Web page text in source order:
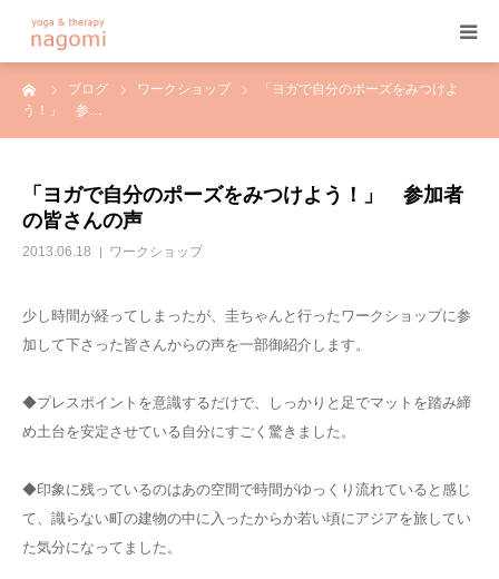
ブログ ワークショップ
「ヨガで自分のポーズをみつけよ
う！」 参…
「ヨガで自分のポーズをみつけよう！」 参加者
の皆さんの声
2013.06.18 ワークショップ
少し時間が経ってしまったが、圭ちゃんと行ったワークショップに参
加して下さった皆さんからの声を一部御紹介します。
◆プレスポイントを意識するだけで、しっかりと足でマットを踏み締
め土台を安定させている自分にすごく驚きました。
◆印象に残っているのはあの空間で時間がゆっくり流れていると感じ
て、識らない町の建物の中に入ったからか若い頃にアジアを旅してい
た気分になってました。
HOME
ヨガ
アーユルヴェーダ
プログラム&料金
ブログ